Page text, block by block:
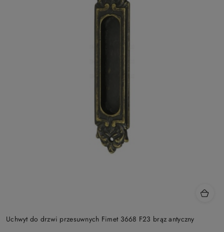
Uchwyt do drzwi przesuwnych Fimet 3668 F23 brąz antyczny